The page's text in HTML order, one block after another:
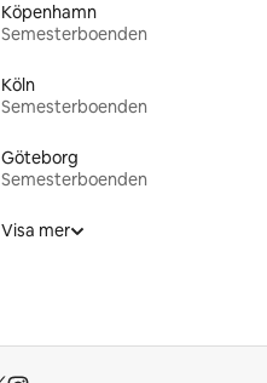
Köpenhamn
Semesterboenden
Köln
Semesterboenden
Göteborg
Semesterboenden
Visa mer